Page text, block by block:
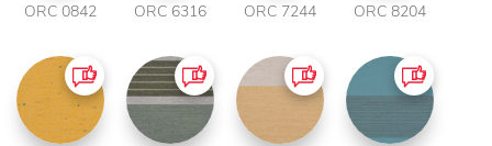
ORC 0842 ORC 6316 ORC 7244 ORC 8204